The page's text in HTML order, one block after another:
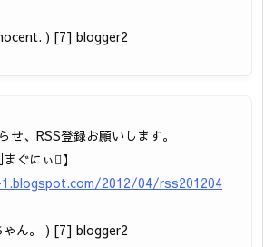
) [7] blogger2
、RSS登録お願いします。
ぐにぃ】
2012/04/rss201204
ゃん。 ) [7] blogger2